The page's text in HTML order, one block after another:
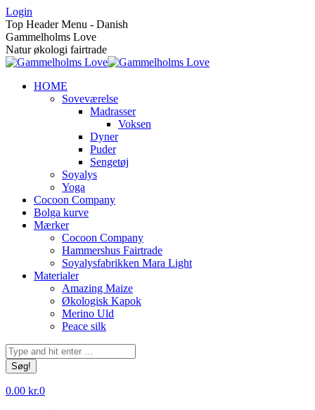
Skip
to
content
Login
Top Header Menu - Danish
Gammelholms Love
Natur økologi fairtrade
HOME
Soveværelse
Madrasser
Voksen
Dyner
Puder
Sengetøj
Soyalys
Yoga
Cocoon Company
Bolga kurve
Mærker
Cocoon Company
Hammershus Fairtrade
Soyalysfabrikken Mara Light
Materialer
Amazing Maize
Økologisk Kapok
Merino Uld
Peace silk
Søg:
0.00 kr.0